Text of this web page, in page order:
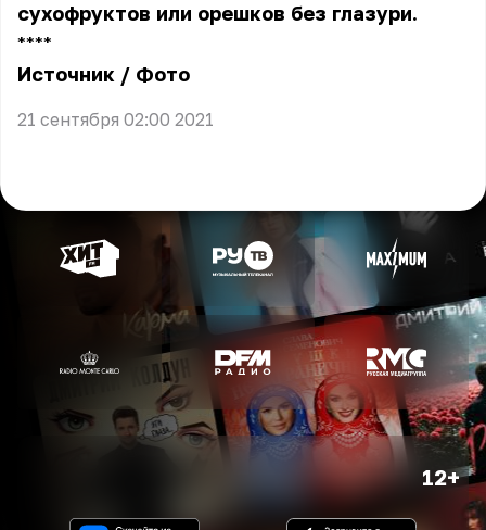
сухофруктов или орешков без глазури.
** **
Источник / Фото
21 сентября 02:00 2021
12+